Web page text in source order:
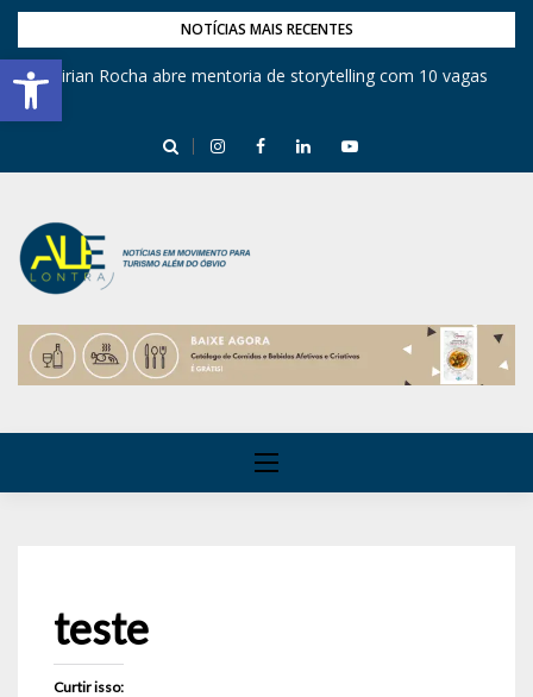
Barra de Ferramentas Aberta
NOTÍCIAS MAIS RECENTES
Mirian Rocha abre mentoria de storytelling com 10 vagas
teste
Curtir isso: